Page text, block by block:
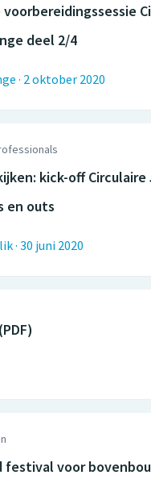
voorbereidingssessie
deel 2/4
· 2 oktober 2020
kick-off
en outs
· 30 juni 2020
festival voor